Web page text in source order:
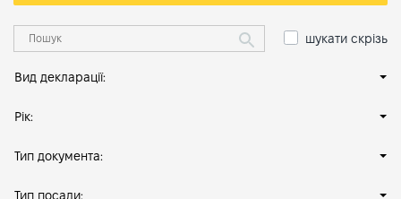
шукати скрізь
Вид декларації:
Рік:
Тип документа:
Тип посади: